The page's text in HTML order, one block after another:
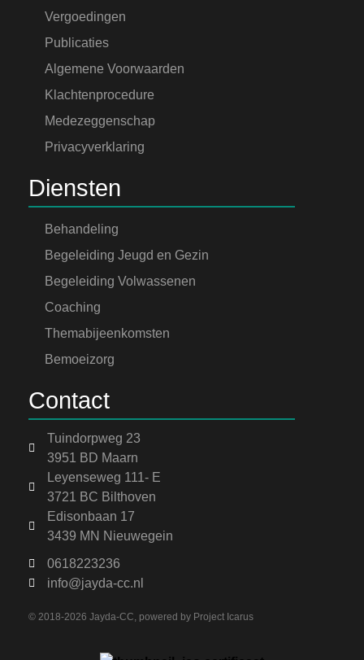
Vergoedingen
Publicaties
Algemene Voorwaarden
Klachtenprocedure
Medezeggenschap
Privacyverklaring
Diensten
Behandeling
Begeleiding Jeugd en Gezin
Begeleiding Volwassenen
Coaching
Themabijeenkomsten
Bemoeizorg
Contact
Tuindorpweg 23
3951 BD Maarn
Leyenseweg 111- E
3721 BC Bilthoven
Edisonbaan 17
3439 MN Nieuwegein
0618223236
info@jayda-cc.nl
© 2018-2026 Jayda-CC, powered by Project Icarus